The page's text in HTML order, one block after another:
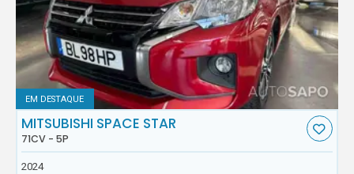
EM DESTAQUE
MITSUBISHI SPACE STAR
71CV - 5P
2024